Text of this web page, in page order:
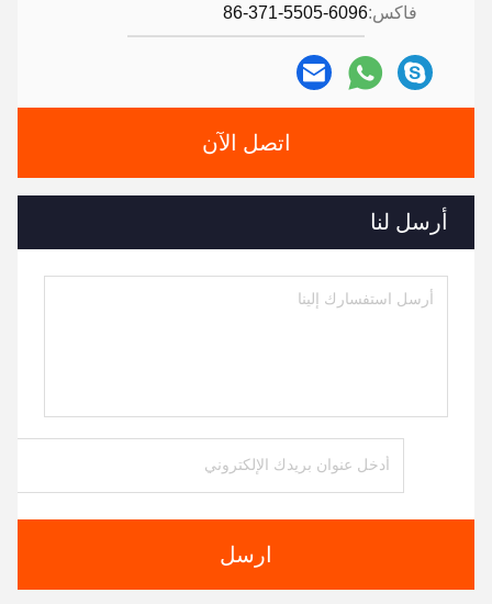
فاكس:86-371-5505-6096
اتصل الآن
أرسل لنا
ارسل